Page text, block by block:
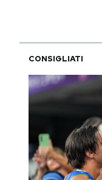
CONSIGLIATI